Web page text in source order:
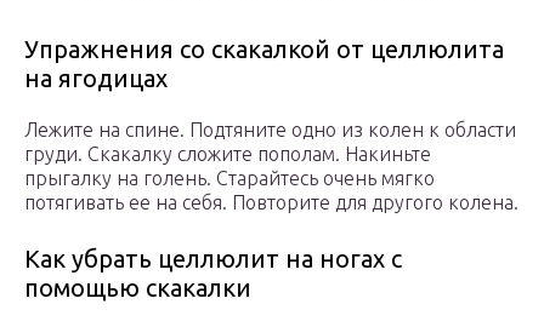
Упражнения со скакалкой от целлюлита
на ягодицах
Лежите на спине. Подтяните одно из колен к области
груди. Скакалку сложите пополам. Накиньте
прыгалку на голень. Старайтесь очень мягко
потягивать ее на себя. Повторите для другого колена.
Как убрать целлюлит на ногах с
помощью скакалки